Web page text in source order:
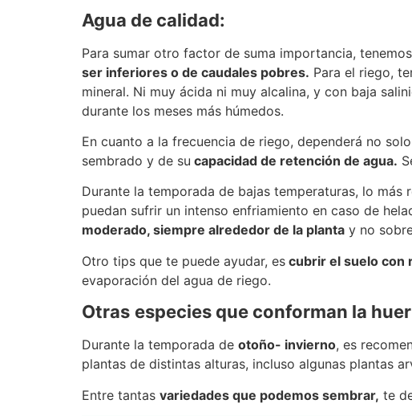
Agua de calidad:
Para sumar otro factor de suma importancia,
ser inferiores o de caudales pobres. Para el riego,
mineral. Ni muy ácida ni muy alcalina, y con baja
durante los meses más húmedos.
En cuanto a la frecuencia de riego, dependerá no
sembrado y de su capacidad de retención de agua.
Durante la temporada de bajas temperaturas, lo más
puedan sufrir un intenso enfriamiento en caso de
moderado, siempre alrededor de la planta y no
Otro tips que te puede ayudar, es cubrir el suelo con
evaporación del agua de riego.
Otras especies que conforman la
Durante la temporada de otoño- invierno, es
plantas de distintas alturas, incluso algunas plantas
Entre tantas variedades que podemos sembrar, te